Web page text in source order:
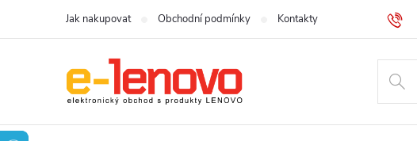
Jak nakupovat Obchodní podmínky Kontakty